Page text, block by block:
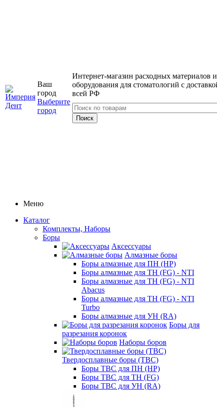
Ваш
город
Выберите
город
Интернет-магазин расходных материалов и
оборудования для стоматологий с
всей РФ
Меню
Каталог
Комплекты, Наборы
Боры
Аксессуары
Алмазные боры
Боры алмазные для ПН (HP)
Боры алмазные для ТН (FG) - NTI
Боры алмазные для ТН (FG) - NTI
Abacus
Боры алмазные для ТН (FG) - NTI
Turbo
Боры алмазные для УН (RA)
Боры для
разрезания коронок
Наборы боров
Твердосплавные боры (ТВС)
Боры ТВС для ПН (HP)
Боры ТВС для ТН (FG)
Боры ТВС для УН (RA)